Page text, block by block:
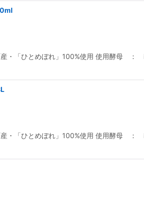
・「ひとめぼれ」100%使用 使用酵母 ：
・「ひとめぼれ」100%使用 使用酵母 ：